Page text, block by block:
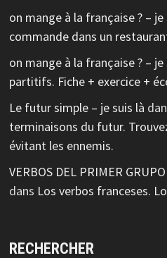
on mange à la française ? – je
commande dans un
on mange à la française ? – je
partitifs. Fiche + exercice +
Le futur simple – je suis là
terminaisons du futur.
évitant les ennemis.
VERBOS DEL PRIMER
dans Los verbos franceses.
RECHERCHER